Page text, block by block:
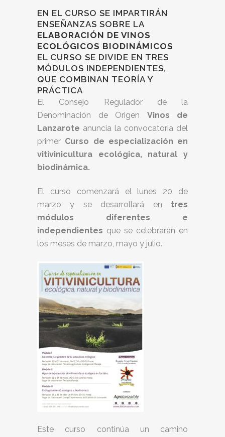
EN EL CURSO SE IMPARTIRÁN
ENSEÑANZAS SOBRE LA
ELABORACIÓN DE VINOS
ECOLÓGICOS BIODINÁMICOS
EL CURSO SE DIVIDE EN TRES
MÓDULOS INDEPENDIENTES,
QUE COMBINAN TEORÍA Y
PRÁCTICA
El Consejo Regulador de la
Denominación de Origen Vinos de
Lanzarote anuncia la convocatoria del
primer Curso de especialización en
vitivinicultura
ecológica, natural y
biodinámica.
El curso comenzará el lunes 20 de
marzo y se desarrollará en tres
módulos diferentes e
independientes que se celebrarán en
los meses de marzo, mayo y julio.
Este curso continúa un camino